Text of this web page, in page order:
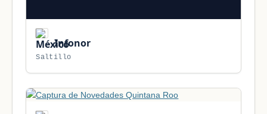
Infonor
Saltillo